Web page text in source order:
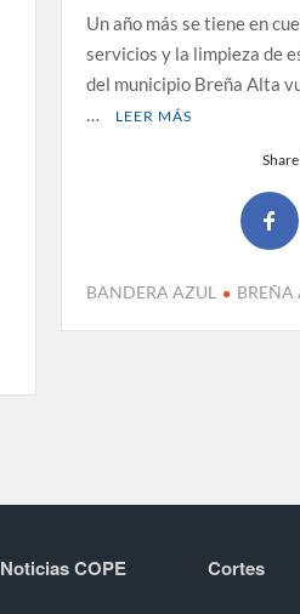
Un año más se tiene en
servicios y la limpieza de
del municipio Breña Alta
…
LEER MÁS
BANDERA AZUL BREÑA
Noticias COPE Cortes